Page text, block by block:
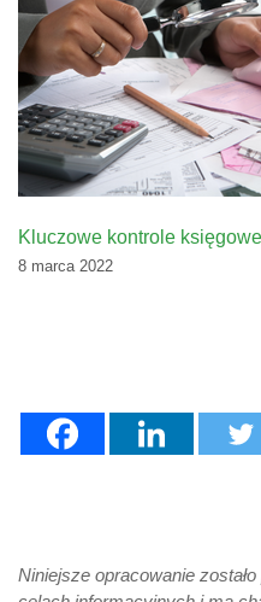
Kluczowe kontrole
8 marca 2022
Niniejsze opracowanie